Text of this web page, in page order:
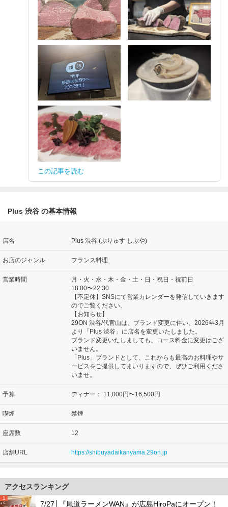
この記事を読む
Plus 渋谷 の基本情報
店名 Plus 渋谷 (ぷりゅす しぶや)
お店のジャンル フランス料理
営業時間
月・火・水・木・金・土・日・祝日・祝前日
18:00〜22:30
【不定休】SNSにて営業カレンダーを発信していきます
のでご覧ください。
【お知らせ】
29ON 渋谷/代官山は、ブランド変更に伴い、2026年3月
より「Plus 渋谷」に店名を変更いたしました。
ブランド変更いたしましても、コース料金に変更はござ
いません。
「Plus」ブランドとして、これからも最高のお料理やサ
ービスをご提供してまいりますので、ぜひご利用くださ
いませ。
予算 ディナー： 11,000円〜16,500円
喫煙 禁煙
座席数 12
店舗URL https://shibuyadaikanyama.29on.jp
アクセスランキング
1
7/27│『尾道ラーメンWAN』が広島HiroPaにオープン！